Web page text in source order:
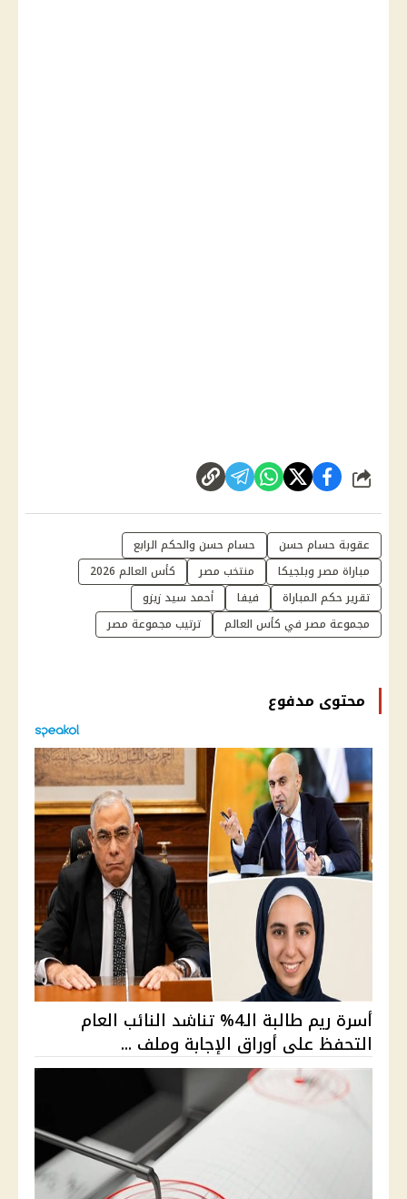
شارك
عقوبة حسام حسن
حسام حسن والحكم الرابع
مباراة مصر وبلجيكا
منتخب مصر
كأس العالم 2026
تقرير حكم المباراة
فيفا
أحمد سيد زيزو
مجموعة مصر في كأس العالم
ترتيب مجموعة مصر
محتوى مدفوع
أسرة ريم طالبة الـ4% تناشد النائب العام
التحفظ على أوراق الإجابة وملف ...